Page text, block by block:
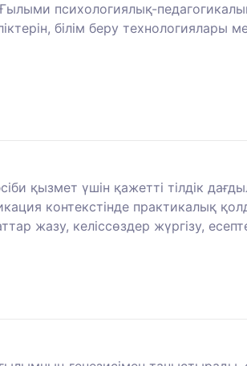
психологиялық-педагогикалық
білім беру технологиялары
қызмет үшін қажетті тілдік
контекстінде практикалық
жазу, келіссөздер жүргізу,